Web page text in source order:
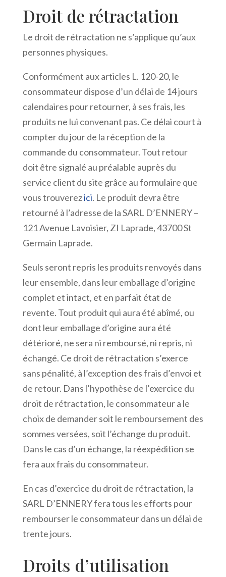
Droit de rétractation
Le droit de rétractation ne s’applique qu’aux
personnes physiques.
Conformément aux articles L. 120-20, le
consommateur dispose d’un délai de 14 jours
calendaires pour retourner, à ses frais, les
produits ne lui convenant pas. Ce délai court à
compter du jour de la réception de la
commande du consommateur. Tout retour
doit être signalé au préalable auprès du
service client du site grâce au formulaire que
vous trouverezici. Le produit devra être
retourné à l’adresse de la SARL D’ENNERY –
121 Avenue Lavoisier, ZI Laprade, 43700 St
Germain Laprade.
Seuls seront repris les produits renvoyés dans
leur ensemble, dans leur emballage d’origine
complet et intact, et en parfait état de
revente. Tout produit qui aura été abîmé, ou
dont leur emballage d’origine aura été
détérioré, ne sera ni remboursé, ni repris, ni
échangé. Ce droit de rétractation s’exerce
sans pénalité, à l’exception des frais d’envoi et
de retour. Dans l’hypothèse de l’exercice du
droit de rétractation, le consommateur a le
choix de demander soit le remboursement des
sommes versées, soit l’échange du produit.
Dans le cas d’un échange, la réexpédition se
fera aux frais du consommateur.
En cas d’exercice du droit de rétractation, la
SARL D’ENNERY fera tous les efforts pour
rembourser le consommateur dans un délai de
trente jours.
Droits d’utilisation